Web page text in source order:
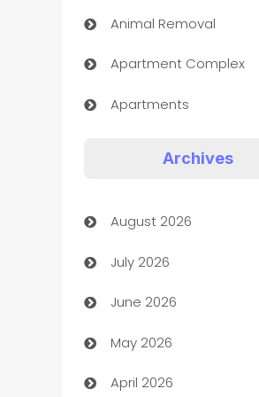
Animal Removal
Apartment Complex
Apartments
Art museum
Arts and Entertainment
Assisted Living
ATM
Audio Visual
Archives
August 2026
July 2026
June 2026
May 2026
April 2026